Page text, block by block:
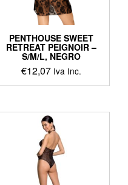
PENTHOUSE SWEET
RETREAT PEIGNOIR –
S/M/L, NEGRO
€12,07 Iva Inc.
This
has
multiple
variants.
The
options
may